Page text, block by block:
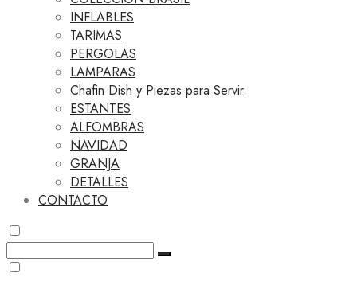
INFLABLES
TARIMAS
PERGOLAS
LAMPARAS
Chafin Dish y Piezas para Servir
ESTANTES
ALFOMBRAS
NAVIDAD
GRANJA
DETALLES
CONTACTO